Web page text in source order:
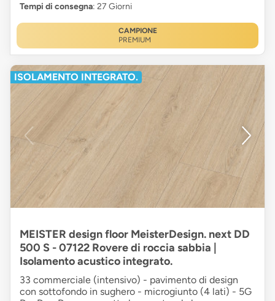
Tempi di consegna: 27 Giorni
CAMPIONE
PREMIUM
ISOLAMENTO INTEGRATO.
MEISTER design floor MeisterDesign. next DD
500 S - 07122 Rovere di roccia sabbia |
Isolamento acustico integrato.
33 commerciale (intensivo) - pavimento di design
con sottofondo in sughero - microgiunto (4 lati) - 5G